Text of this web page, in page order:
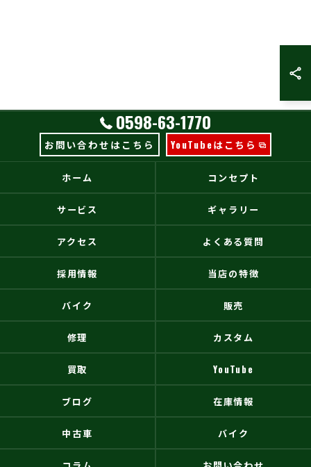
0598-63-1770
お問い合わせはこちら YouTubeはこちら
ホーム コンセプト
サービス ギャラリー
アクセス よくある質問
採用情報 当店の特徴
バイク 販売
修理 カスタム
買取 YouTube
ブログ 在庫情報
中古車 バイク